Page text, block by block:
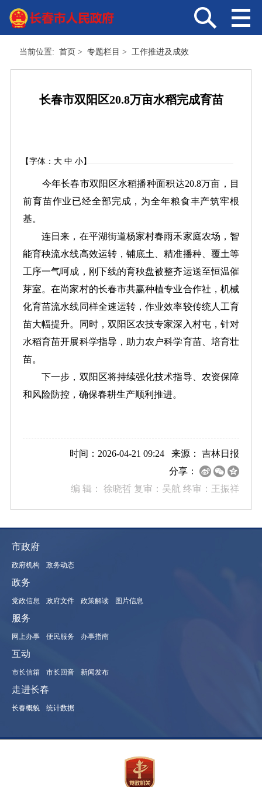
当前位置: 首页 > 专题栏目 > 工作推进及成效
长春市双阳区20.8万亩水稻完成育苗
【字体：大 中 小】
今年长春市双阳区水稻播种面积达20.8万亩，目
前育苗作业已经全部完成，为全年粮食丰产筑牢根
基。
连日来，在平湖街道杨家村春雨禾家庭农场，智
能育秧流水线高效运转，铺底土、精准播种、覆土等
工序一气呵成，刚下线的育秧盘被整齐运送至恒温催
芽室。在尚家村的长春市共赢种植专业合作社，机械
化育苗流水线同样全速运转，作业效率较传统人工育
苗大幅提升。同时，双阳区农技专家深入村屯，针对
水稻育苗开展科学指导，助力农户科学育苗、培育壮
苗。
下一步，双阳区将持续强化技术指导、农资保障
和风险防控，确保春耕生产顺利推进。
时间：2026-04-21 09:24 来源：吉林日报
分享：
编 辑：徐晓哲 复审：吴航 终审：王振祥
市政府
政府机构 政务动态
政务
党政信息 政府文件 政策解读 图片信息
服务
网上办事 便民服务 办事指南
互动
市长信箱 市长回音 新闻发布
走进长春
长春概貌 统计数据